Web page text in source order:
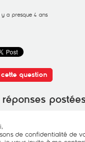
y a presque 4 ans
question
réponses
de confidentialité de